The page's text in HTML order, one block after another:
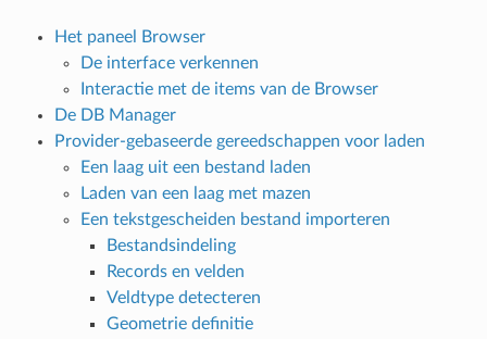
Het paneel Browser
De interface verkennen
Interactie met de items van de Browser
De DB Manager
Provider-gebaseerde gereedschappen voor laden
Een laag uit een bestand laden
Laden van een laag met mazen
Een tekstgescheiden bestand importeren
Bestandsindeling
Records en velden
Veldtype detecteren
Geometrie definitie